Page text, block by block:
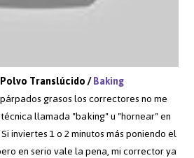
Translúcido /Baking
grasos los correctores no me
llamada "baking" u "hornear" en
inviertes 1 o 2 minutos más poniendo el
en serio vale la pena, mi corrector ya